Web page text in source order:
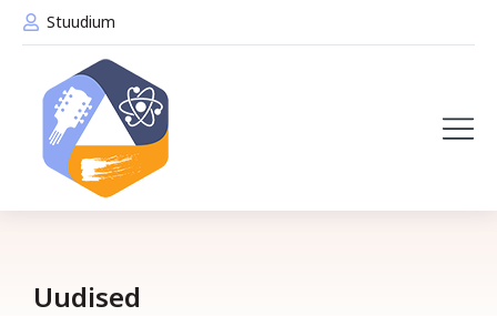
Stuudium
Uudised